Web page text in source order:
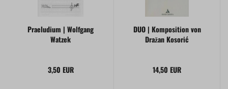
Praeludium | Wolfgang
Watzek
3,50 EUR
DUO | Komposition von
Dražan Kosorić
14,50 EUR